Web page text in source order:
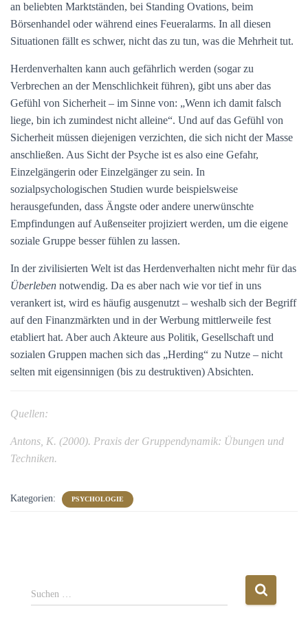
an beliebten Marktständen, bei Standing Ovations, beim
Börsenhandel oder während eines Feueralarms. In all diesen
Situationen fällt es schwer, nicht das zu tun, was die Mehrheit tut.
Herdenverhalten kann auch gefährlich werden (sogar zu
Verbrechen an der Menschlichkeit führen), gibt uns aber das
Gefühl von Sicherheit – im Sinne von: „Wenn ich damit falsch
liege, bin ich zumindest nicht alleine“. Und auf das Gefühl von
Sicherheit müssen diejenigen verzichten, die sich nicht der Masse
anschließen. Aus Sicht der Psyche ist es also eine Gefahr,
Einzelgängerin oder Einzelgänger zu sein. In
sozialpsychologischen Studien wurde beispielsweise
herausgefunden, dass Ängste oder andere unerwünschte
Empfindungen auf Außenseiter projiziert werden, um die eigene
soziale Gruppe besser fühlen zu lassen.
In der zivilisierten Welt ist das Herdenverhalten nicht mehr für das
Überleben notwendig. Da es aber nach wie vor tief in uns
verankert ist, wird es häufig ausgenutzt – weshalb sich der Begriff
auf den Finanzmärkten und in der Werbung mittlerweile fest
etabliert hat. Aber auch Akteure aus Politik, Gesellschaft und
sozialen Gruppen machen sich das „Herding“ zu Nutze – nicht
selten mit eigensinnigen (bis zu destruktiven) Absichten.
Quellen:
Antons, K. (2000). Praxis der Gruppendynamik: Übungen und
Techniken.
Kategorien: PSYCHOLOGIE
S
u
Suchen …